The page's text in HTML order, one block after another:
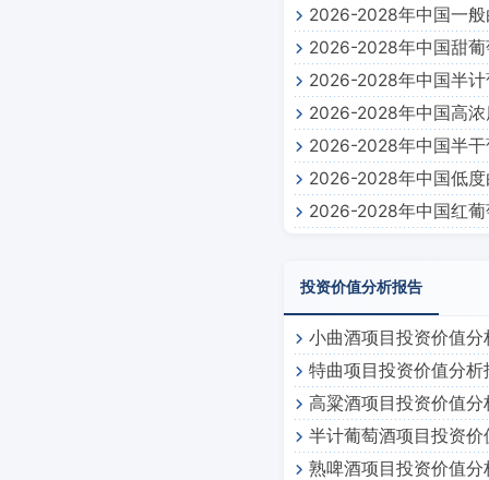
2026-2028年中国一
2026-2028年中国甜
2026-2028年中国半
2026-2028年中国高
2026-2028年中国半
2026-2028年中国低
2026-2028年中国红
投资价值分析报告
小曲酒项目投资价值分
特曲项目投资价值分析
高粱酒项目投资价值分
半计葡萄酒项目投资价
熟啤酒项目投资价值分